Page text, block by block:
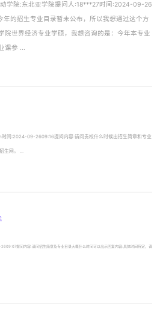
学院:东北亚学院提问人:18***27时间:2024-09-26
的招生专业目录暂未公布，所以我想通过这个方
院世界经济专业学硕，我想咨询的是：今年本专业
课参 ...
间:2024-09-2609:16提问内容:请问贵校什么时候出招生简章和专业
生网。 ...
提问内容:请问招生简章及专业目录大概什么时间可以出示回复内容:具体时间待定，请